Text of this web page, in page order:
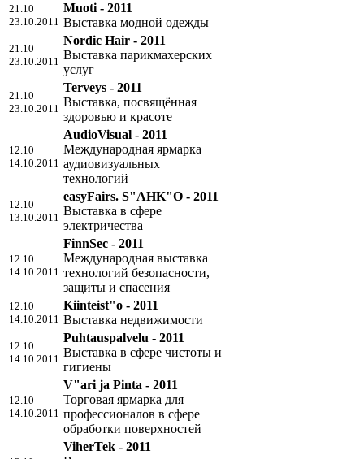
21.10
23.10.2011
Muoti - 2011
Выставка модной одежды
21.10
23.10.2011
Nordic Hair - 2011
Выставка парикмахерских
услуг
21.10
23.10.2011
Terveys - 2011
Выставка, посвящённая
здоровью и красоте
12.10
14.10.2011
AudioVisual - 2011
Международная ярмарка
аудиовизуальных
технологий
12.10
13.10.2011
easyFairs. S"AHK"O - 2011
Выставка в сфере
электричества
12.10
14.10.2011
FinnSec - 2011
Международная выставка
технологий безопасности,
защиты и спасения
12.10
14.10.2011
Kiinteist"o - 2011
Выставка недвижимости
12.10
14.10.2011
Puhtauspalvelu - 2011
Выставка в сфере чистоты и
гигиены
12.10
14.10.2011
V"ari ja Pinta - 2011
Торговая ярмарка для
профессионалов в сфере
обработки поверхностей
ViherTek - 2011